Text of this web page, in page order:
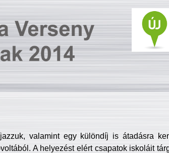
valamint egy különdíj is átadásra
A helyezést elért csapatok iskoláit